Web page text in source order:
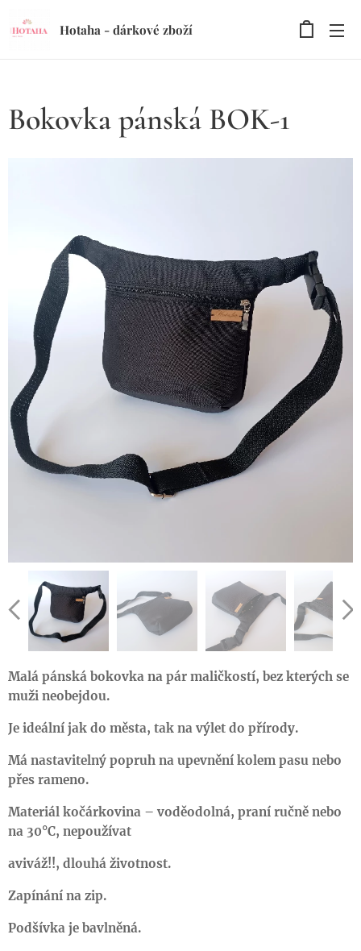
Hotaha - dárkové zboží
Bokovka pánská BOK-1
Malá pánská bokovka na pár maličkostí, bez kterých se
muži neobejdou.
Je ideální jak do města, tak na výlet do přírody.
Má nastavitelný popruh na upevnění kolem pasu nebo
přes rameno.
Materiál kočárkovina – voděodolná, praní ručně nebo
na 30°C, nepoužívat
aviváž!!, dlouhá životnost.
Zapínání na zip.
Podšívka je bavlněná.